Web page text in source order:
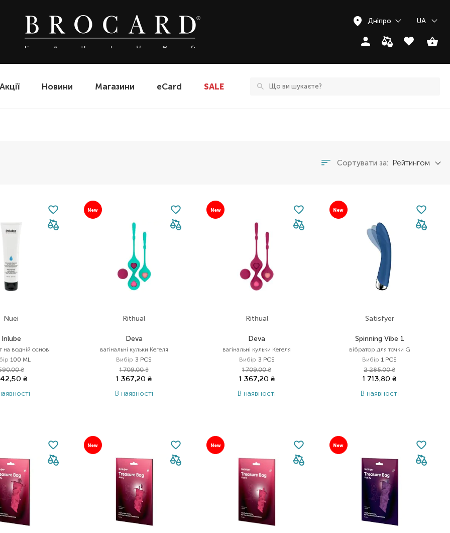
Дніпро UA
Акції Новини Магазини eCard SALE
Сортувати за: Рейтингом
Nuei
Inlube
на водній основі
100 ML
₴
₴
New
Rithual
Deva
вагінальні кульки Кегеля
Вибір 3 PCS
1 709,00₴
1 367,20₴
В наявності
New
Rithual
Deva
вагінальні кульки Кегеля
Вибір 3 PCS
1 709,00₴
1 367,20 ₴
В наявності
New
Satisfyer
Spinning Vibe 1
вібратор для точки G
Вибір 1 PCS
2 285,00₴
1 713,80₴
В наявності
New New New